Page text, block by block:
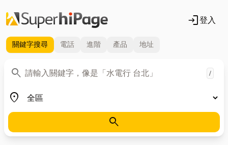
login登入
關鍵字搜尋 電話 進階 產品 地址
search
關鍵字 /
place
地區
search